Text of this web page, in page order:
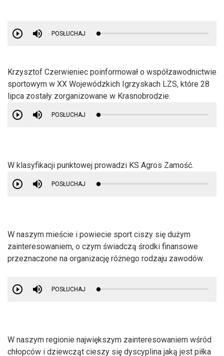
POSŁUCHAJ
Krzysztof Czerwieniec poinformował o współzawodnictwie
sportowym w XX Wojewódzkich Igrzyskach LZS, które 28
lipca zostały zorganizowane w Krasnobrodzie.
POSŁUCHAJ
W klasyfikacji punktowej prowadzi KS Agros Zamość.
POSŁUCHAJ
W naszym mieście i powiecie sport ciszy się dużym
zainteresowaniem, o czym świadczą środki finansowe
przeznaczone na organizację różnego rodzaju zawodów.
POSŁUCHAJ
W naszym regionie największym zainteresowaniem wśród
chłopców i dziewcząt cieszy się dyscyplina jaką jest piłka